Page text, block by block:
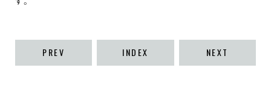
す。
PREV INDEX NEXT